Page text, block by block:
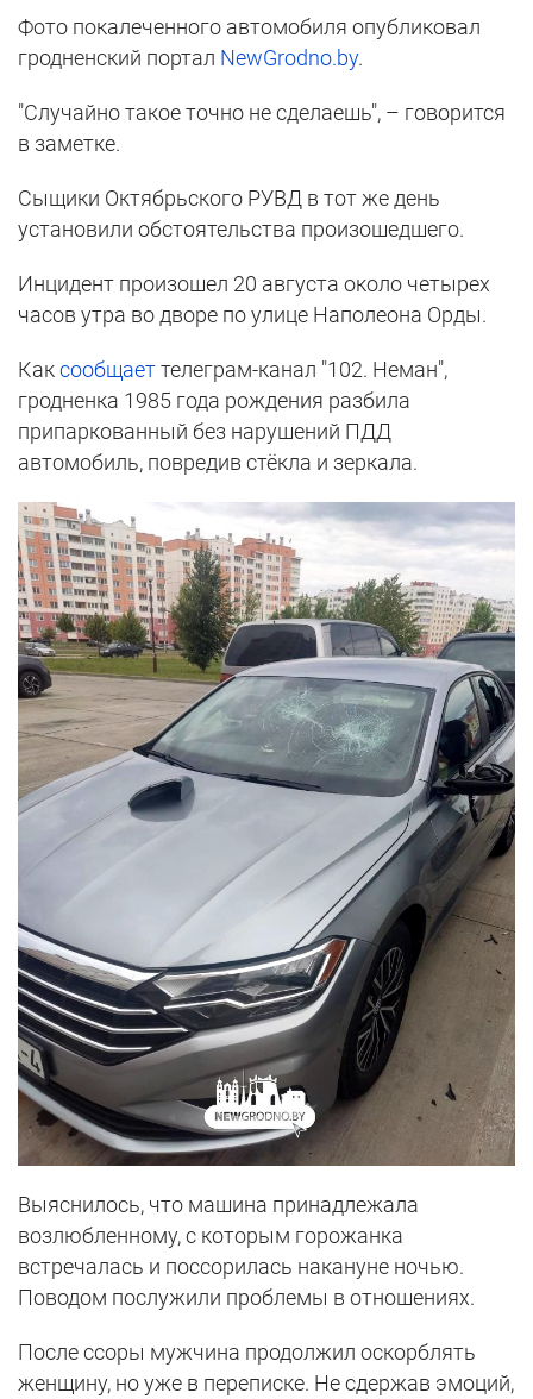
Фото покалеченного автомобиля опубликовал
гродненский портал NewGrodno.by.
"Случайно такое точно не сделаешь", – говорится
в заметке.
Сыщики Октябрьского РУВД в тот же день
установили обстоятельства произошедшего.
Инцидент произошел 20 августа около четырех
часов утра во дворе по улице Наполеона Орды.
Каксообщаеттелеграм-канал "102. Неман",
гродненка 1985 года рождения разбила
припаркованный без нарушений ПДД
автомобиль, повредив стёкла и зеркала.
Выяснилось, что машина принадлежала
возлюбленному, с которым горожанка
встречалась и поссорилась накануне ночью.
Поводом послужили проблемы в отношениях.
После ссоры мужчина продолжил оскорблять
женщину, но уже в переписке. Не сдержав эмоций,